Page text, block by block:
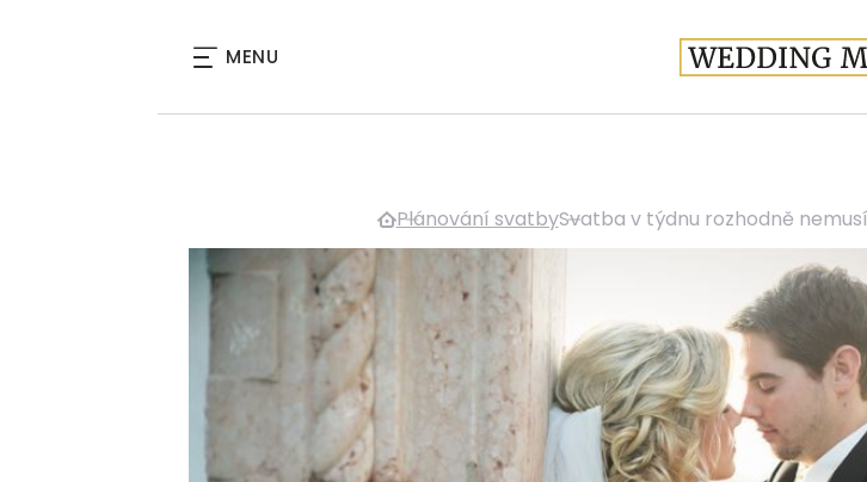
MENU
Plánování svatbySvatba v týdnu rozhodně